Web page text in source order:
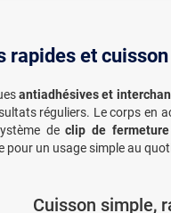
rapides et
antiadhésives et
réguliers. Le corps en
declip de
un usage simple au
Cuisson simple,